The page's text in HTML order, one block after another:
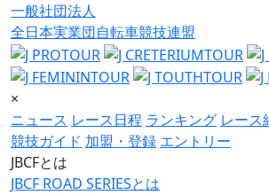
一般社団法人
全日本実業団自転車競技連盟
×
ニュース レース日程 ランキング レース
競技ガイド 加盟・登録 エントリー
JBCFとは
JBCF ROAD SERIESとは